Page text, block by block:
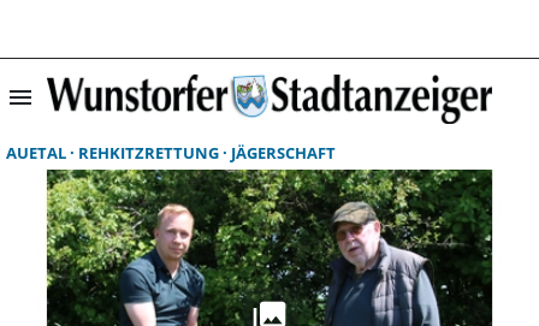
menu
AUETAL REHKITZRETTUNG JÄGERSCHAFT